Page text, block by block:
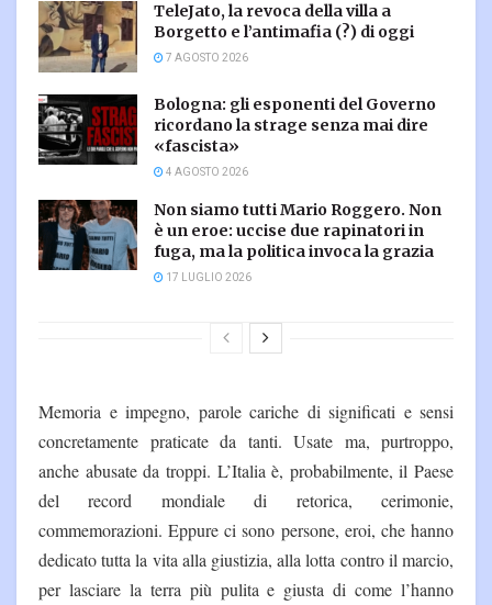
TeleJato, la revoca della villa a
Borgetto e l’antimafia (?) di oggi
7 AGOSTO 2026
Bologna: gli esponenti del Governo
ricordano la strage senza mai dire
«fascista»
4 AGOSTO 2026
Non siamo tutti Mario Roggero. Non
è un eroe: uccise due rapinatori in
fuga, ma la politica invoca la grazia
17 LUGLIO 2026
Memoria e impegno, parole cariche di significati e sensi
concretamente praticate da tanti. Usate ma, purtroppo,
anche abusate da troppi. L’Italia è, probabilmente, il Paese
del record mondiale di retorica, cerimonie,
commemorazioni. Eppure ci sono persone, eroi, che hanno
dedicato tutta la vita alla giustizia, alla lotta contro il marcio,
per lasciare la terra più pulita e giusta di come l’hanno